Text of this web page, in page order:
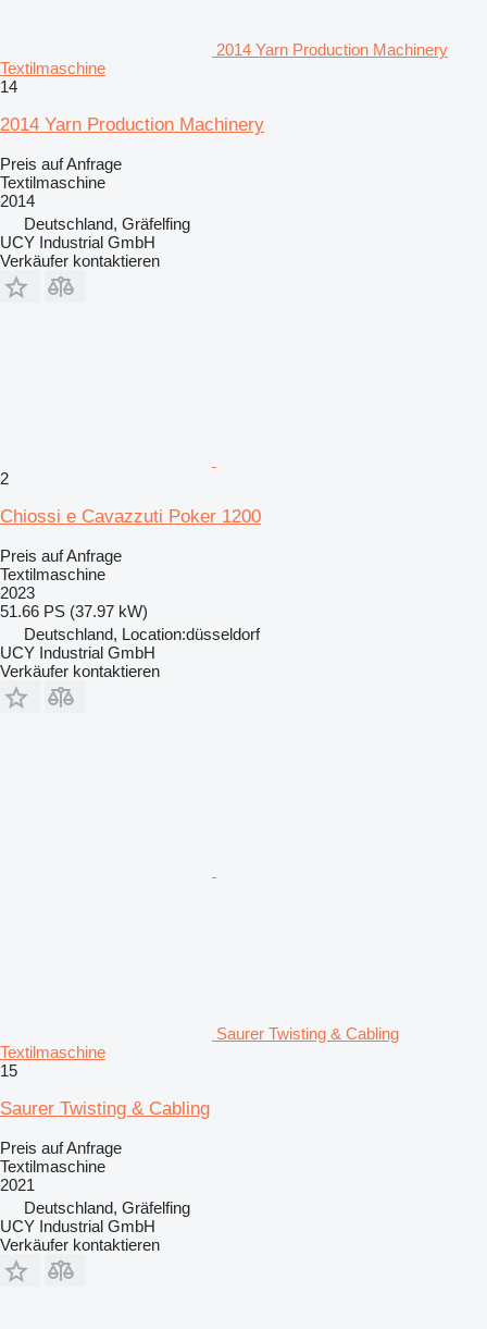
2014 Yarn Production Machinery
Textilmaschine
14
2014 Yarn Production Machinery
Preis auf Anfrage
Textilmaschine
2014
Deutschland, Gräfelfing
UCY Industrial GmbH
Verkäufer kontaktieren
2
Chiossi e Cavazzuti Poker 1200
Preis auf Anfrage
Textilmaschine
2023
51.66 PS (37.97 kW)
Deutschland, Location:düsseldorf
UCY Industrial GmbH
Verkäufer kontaktieren
Saurer Twisting & Cabling
Textilmaschine
15
Saurer Twisting & Cabling
Preis auf Anfrage
Textilmaschine
2021
Deutschland, Gräfelfing
UCY Industrial GmbH
Verkäufer kontaktieren